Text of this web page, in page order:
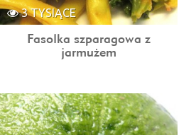
3 TYSIĄCE
Fasolka szparagowa z
jarmużem